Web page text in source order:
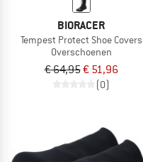
BIORACER
Tempest Protect Shoe Covers
Overschoenen
€ 64,95€ 51,96
(0)